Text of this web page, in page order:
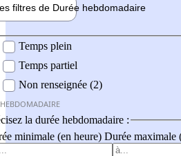
filtres de Durée hebdomadaire
Temps plein
Temps partiel
Non renseignée (2)
la durée hebdomadaire :
minimale (en heure) Durée maximale